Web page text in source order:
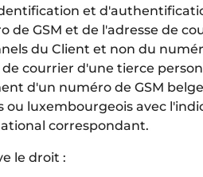
et
de GSM et de l'adresse de
du Client et non du
de courrier d'une tierce
d'un numéro de GSM
ou luxembourgeois avec
correspondant.
le droit :